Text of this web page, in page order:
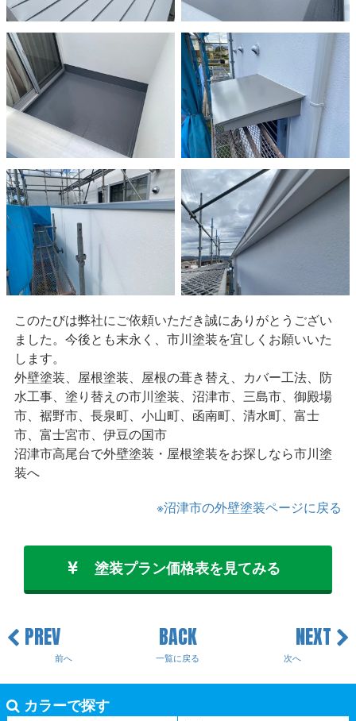
このたびは弊社にご依頼いただき誠にありがとうござい
ました。今後とも末永く、市川塗装を宜しくお願いいた
します。
外壁塗装、屋根塗装、屋根の葺き替え、カバー工法、防
水工事、塗り替えの市川塗装、沼津市、三島市、御殿場
市、裾野市、長泉町、小山町、函南町、清水町、富士
市、富士宮市、伊豆の国市
沼津市高尾台で外壁塗装・屋根塗装をお探しなら市川塗
装へ
※沼津市の外壁塗装ページに戻る
塗装プラン価格表を見てみる
PREV
前へ
BACK
一覧に戻る
NEXT
次へ
カラーで探す